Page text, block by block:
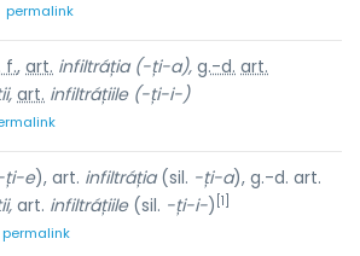
permalink
f., art. infiltráția (-ți-a), g.-d. art.
art. infiltráțiile (-ți-i-)
ți-e), art. infiltráția(sil. -ți-a), g.-d. art.
art. infiltráțiile(sil. -ți-i-) [1]
permalink